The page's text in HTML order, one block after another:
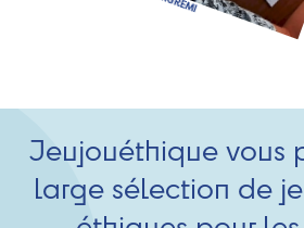
Jeujouéthique vous
large sélection de